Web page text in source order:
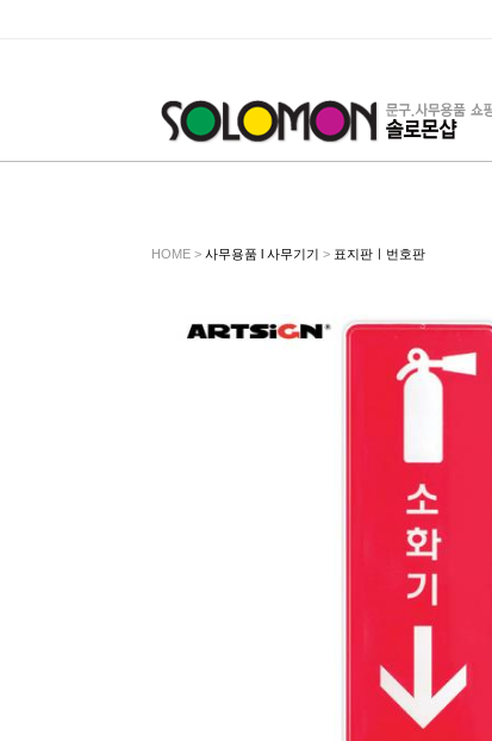
HOME > 사무용품 l 사무기기 > 표지판ㅣ번호판